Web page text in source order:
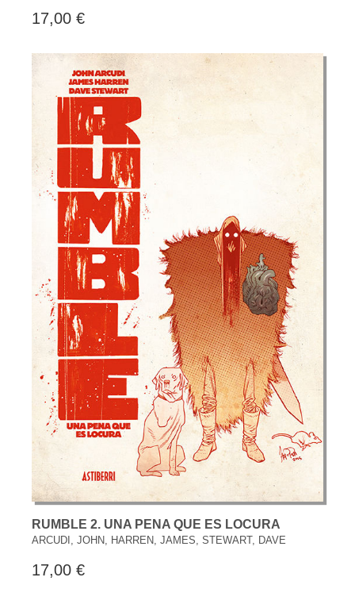
17,00 €
RUMBLE 2. UNA PENA QUE ES LOCURA
ARCUDI, JOHN, HARREN, JAMES, STEWART, DAVE
17,00 €